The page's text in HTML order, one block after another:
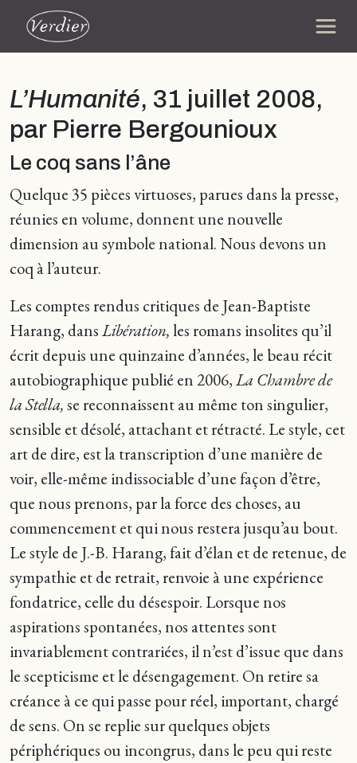
L’Humanité, 31 juillet 2008,
par Pierre Bergounioux
Le coq sans l’âne
Quelque 35 pièces virtuoses, parues dans la presse,
réunies en volume, donnent une nouvelle
dimension au symbole national. Nous devons un
coq à l’auteur.
Les comptes rendus critiques de Jean-Baptiste
Harang, dansLibération,les romans insolites qu’il
écrit depuis une quinzaine d’années, le beau récit
autobiographique publié en 2006,La Chambre de
la Stella,se reconnaissent au même ton singulier,
sensible et désolé, attachant et rétracté. Le style, cet
art de dire, est la transcription d’une manière de
voir, elle-même indissociable d’une façon d’être,
que nous prenons, par la force des choses, au
commencement et qui nous restera jusqu’au bout.
Le style de J.-B. Harang, fait d’élan et de retenue, de
sympathie et de retrait, renvoie à une expérience
fondatrice, celle du désespoir. Lorsque nos
aspirations spontanées, nos attentes sont
invariablement contrariées, il n’est d’issue que dans
le scepticisme et le désengagement. On retire sa
créance à ce qui passe pour réel, important, chargé
de sens. On se replie sur quelques objets
périphériques ou incongrus, dans le peu qui reste